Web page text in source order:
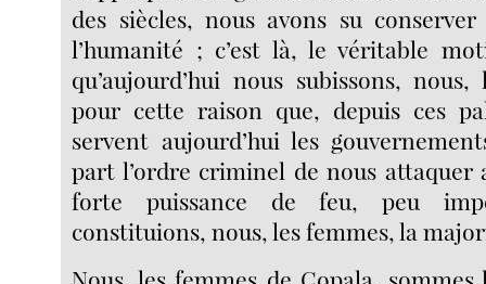
des siècles, nous avons su
l’humanité ; c’est là, le véritable
qu’aujourd’hui nous subissons,
pour cette raison que, depuis ces
servent aujourd’hui les
part l’ordre criminel de nous attaquer
forte puissance de feu, peu
constituions, nous, les femmes, la